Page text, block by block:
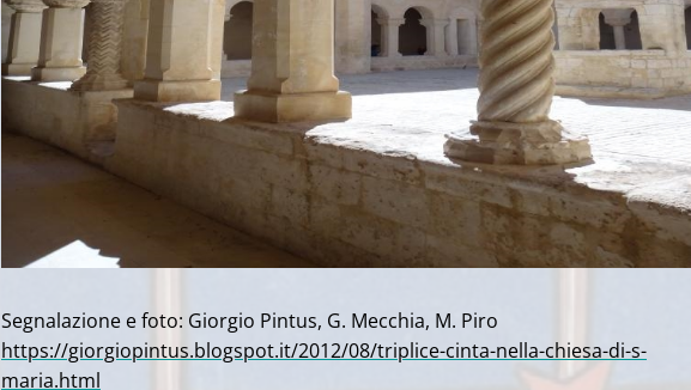
Segnalazione e foto: Giorgio Pintus, G. Mecchia, M. Piro
https://giorgiopintus.blogspot.it/2012/08/triplice-cinta-nella-chiesa-di-s-
maria.html